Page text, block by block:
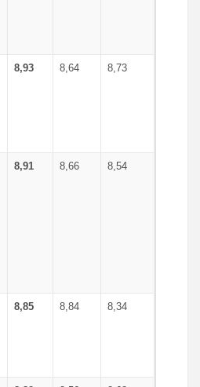
8,93 8,64 8,73
8,91 8,66 8,54
8,85 8,84 8,34